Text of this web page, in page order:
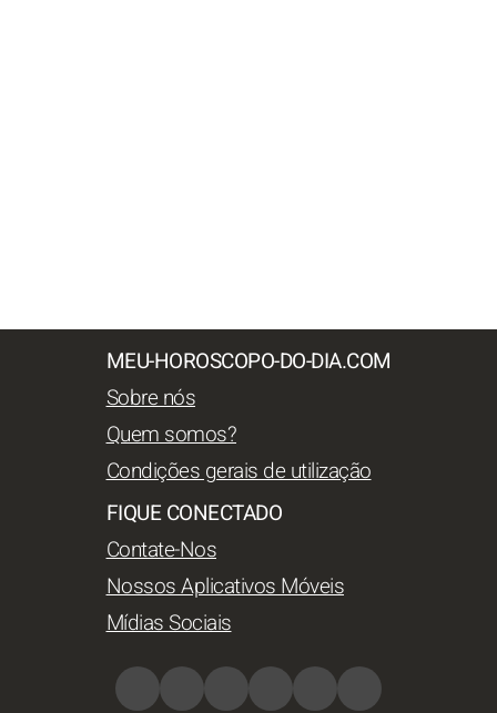
MEU-HOROSCOPO-DO-DIA.COM
Sobre nós
Quem somos?
Condições gerais de utilização
FIQUE CONECTADO
Contate-Nos
Nossos Aplicativos Móveis
Mídias Sociais